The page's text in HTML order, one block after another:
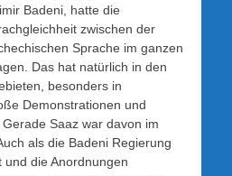
Badeni, hatte die
zwischen der
Sprache im ganzen
Das hat natürlich in den
besonders in
Demonstrationen und
Saaz war davon im
als die Badeni Regierung
die Anordnungen